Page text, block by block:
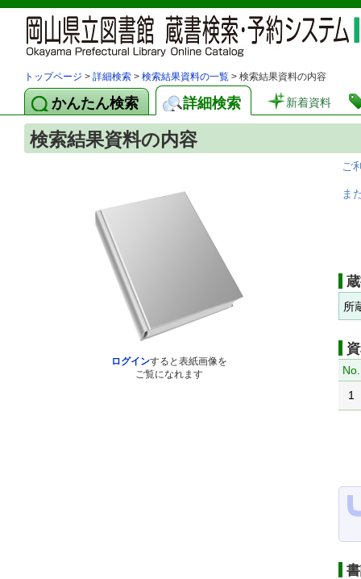
トップページ > 詳細検索 > 検索結果資料の一覧 > 検索結果資料の内容
かんたん検索 詳細検索 新着資料
検索結果資料の内容
ログインすると表紙画像を
ご覧になれます
ご
ま
所
No.
1